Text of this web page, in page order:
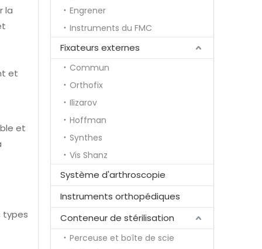
la
et
et
types
Engrener
Instruments du FMC
Fixateurs externes
Commun
Orthofix
Ilizarov
Hoffman
Synthes
Vis Shanz
Système d'arthroscopie
Instruments orthopédiques
Conteneur de stérilisation
Perceuse et boîte de scie